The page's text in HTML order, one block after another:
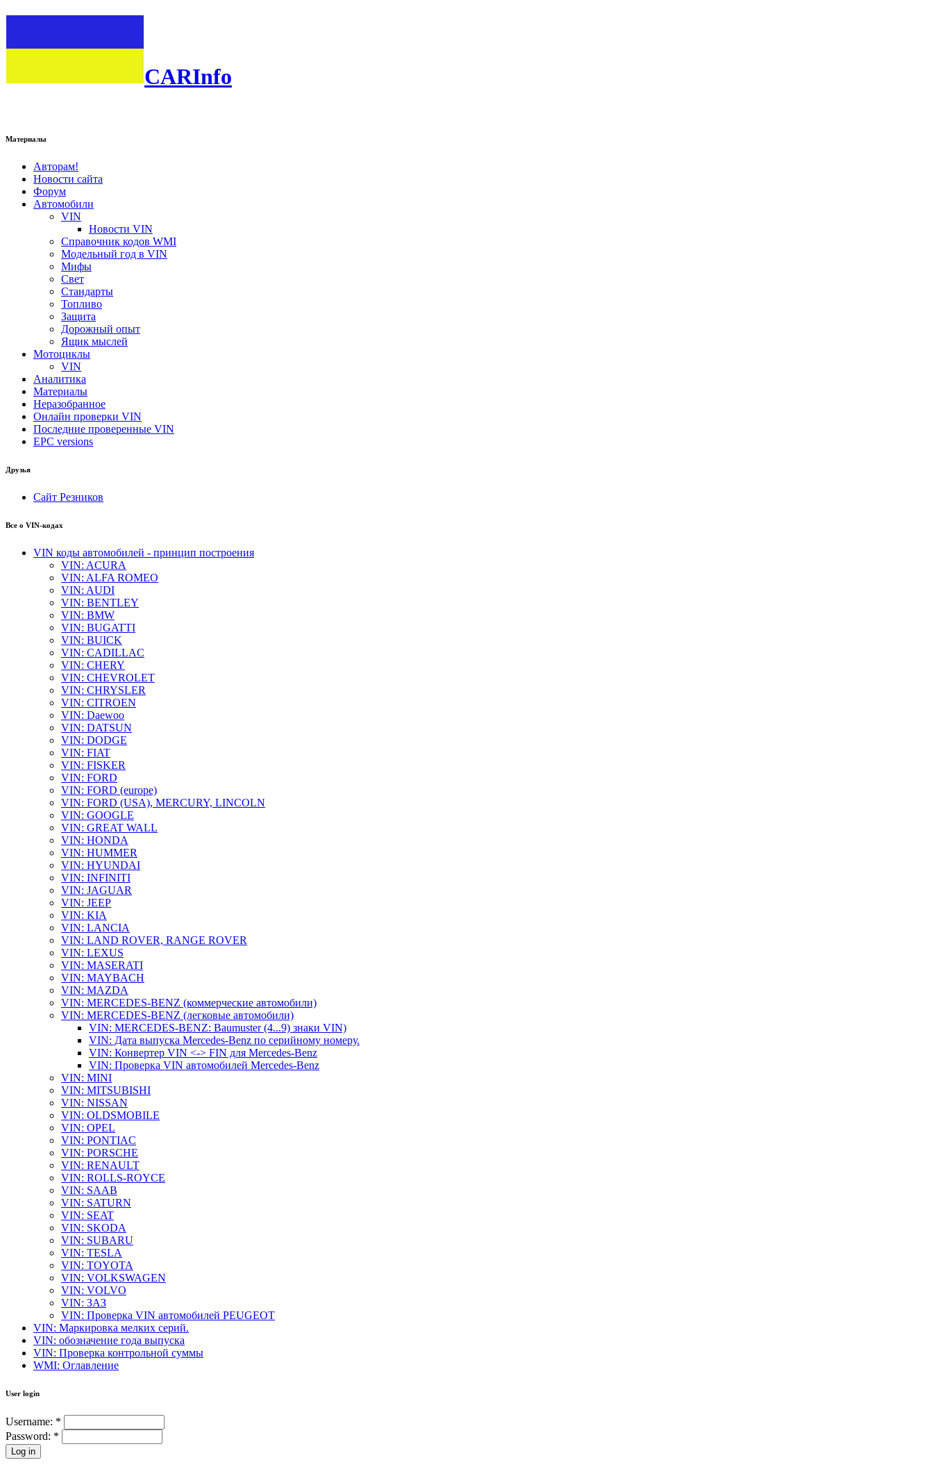
CARInfo
Материалы
Авторам!
Новости сайта
Форум
Автомобили
VIN
Новости VIN
Справочник кодов WMI
Модельный год в VIN
Мифы
Свет
Стандарты
Топливо
Защита
Дорожный опыт
Ящик мыслей
Мотоциклы
VIN
Аналитика
Материалы
Неразобранное
Онлайн проверки VIN
Последние проверенные VIN
EPC versions
Друзья
Сайт Резников
Все о VIN-кодах
VIN коды автомобилей - принцип построения
VIN: ACURA
VIN: ALFA ROMEO
VIN: AUDI
VIN: BENTLEY
VIN: BMW
VIN: BUGATTI
VIN: BUICK
VIN: CADILLAC
VIN: CHERY
VIN: CHEVROLET
VIN: CHRYSLER
VIN: CITROEN
VIN: Daewoo
VIN: DATSUN
VIN: DODGE
VIN: FIAT
VIN: FISKER
VIN: FORD
VIN: FORD (europe)
VIN: FORD (USA), MERCURY, LINCOLN
VIN: GOOGLE
VIN: GREAT WALL
VIN: HONDA
VIN: HUMMER
VIN: HYUNDAI
VIN: INFINITI
VIN: JAGUAR
VIN: JEEP
VIN: KIA
VIN: LANCIA
VIN: LAND ROVER, RANGE ROVER
VIN: LEXUS
VIN: MASERATI
VIN: MAYBACH
VIN: MAZDA
VIN: MERCEDES-BENZ (коммерческие автомобили)
VIN: MERCEDES-BENZ (легковые автомобили)
VIN: MERCEDES-BENZ: Baumuster (4...9) знаки VIN)
VIN: Дата выпуска Mercedes-Benz по серийному номеру.
VIN: Конвертер VIN <-> FIN для Mercedes-Benz
VIN: Проверка VIN автомобилей Mercedes-Benz
VIN: MINI
VIN: MITSUBISHI
VIN: NISSAN
VIN: OLDSMOBILE
VIN: OPEL
VIN: PONTIAC
VIN: PORSCHE
VIN: RENAULT
VIN: ROLLS-ROYCE
VIN: SAAB
VIN: SATURN
VIN: SEAT
VIN: SKODA
VIN: SUBARU
VIN: TESLA
VIN: TOYOTA
VIN: VOLKSWAGEN
VIN: VOLVO
VIN: ЗАЗ
VIN: Проверка VIN автомобилей PEUGEOT
VIN: Маркировка мелких серий.
VIN: обозначение года выпуска
VIN: Проверка контрольной суммы
WMI: Оглавление
User login
Username: *
Password: *